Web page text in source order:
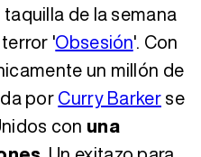
de la semana
'Obsesión'. Con
un millón de
porCurry Barkerse
con una